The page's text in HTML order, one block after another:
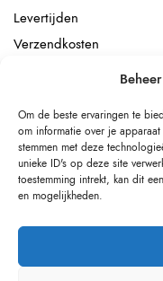
Om de beste ervaringen te
om informatie over je
stemmen met deze
unieke ID's op deze site
toestemming intrekt, kan dit
en mogelijkheden.
Levertijden
Verzendkosten
Afgemonteerd laten
Drop-shipping
Link building